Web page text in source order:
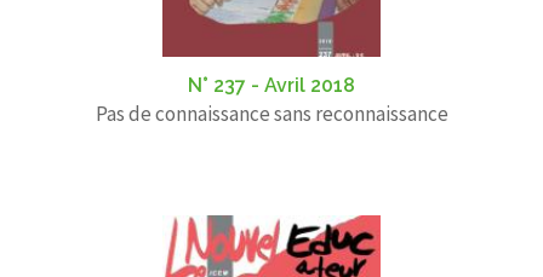
N° 237 - Avril 2018
Pas de connaissance sans reconnaissance